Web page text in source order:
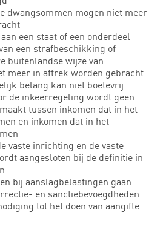
dwangsommen mogen niet meer
een staat of een onderdeel
een strafbeschikking of
buitenlandse wijze van
meer in aftrek worden gebracht
belang kan niet boetevrij
de inkeerregeling wordt geen
tussen inkomen dat in het
en inkomen dat in het
vaste inrichting en de vaste
aangesloten bij de definitie in
bij aanslagbelastingen gaan
en sanctiebevoegdheden
tot het doen van aangifte